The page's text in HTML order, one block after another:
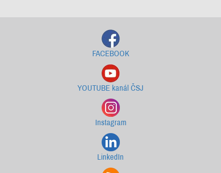
FACEBOOK
YOUTUBE kanál ČSJ
Instagram
LinkedIn